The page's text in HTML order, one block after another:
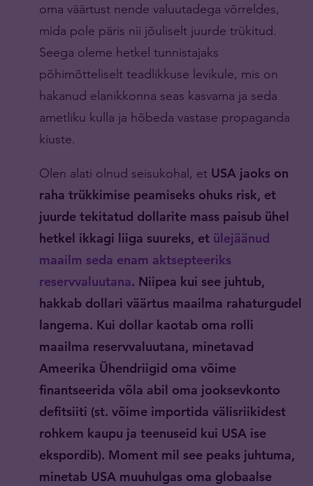
oma väärtust nende valuutadega võrreldes,
mida pole päris nii jõuliselt juurde trükitud.
Seega oleme hetkel tunnistajaks
põhimõtteliselt teadlikkuse levikule, mis on
hakanud elanikkonna seas kasvama ja seda
ametliku kulla ja hõbeda vastase propaganda
kiuste.
Olen alati olnud seisukohal, et USA jaoks on
raha trükkimise peamiseks ohuks risk, et
juurde tekitatud dollarite mass paisub ühel
hetkel ikkagi liiga suureks, et ülejäänud
maailm seda enam aktsepteeriks
reservvaluutana. Niipea kui see juhtub,
hakkab dollari väärtus maailma rahaturgudel
langema. Kui dollar kaotab oma rolli
maailma reservvaluutana, minetavad
Ameerika Ühendriigid oma võime
finantseerida võla abil oma jooksevkonto
defitsiiti (st. võime importida välisriikidest
rohkem kaupu ja teenuseid kui USA ise
ekspordib). Moment mil see peaks juhtuma,
minetab USA muuhulgas oma globaalse